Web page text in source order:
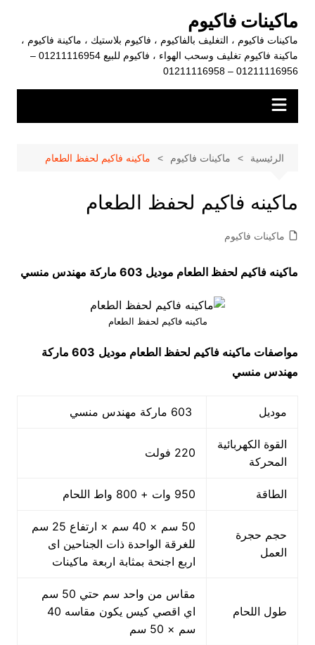
المحتوى
ماكينات فاكيوم
ماكينات فاكيوم ، التغليف بالفاكيوم ، فاكيوم بلاستيك ، ماكينة فاكيوم ،
ماكينة فاكيوم تغليف وسحب الهواء ، فاكيوم للبيع 01211116954 –
01211116956 – 01211116958
الرئيسية ماكينات فاكيوم ماكينه فاكيم لحفظ الطعام
ماكينه فاكيم لحفظ الطعام
ماكينات فاكيوم
ماكينه فاكيم لحفظ الطعام موديل 603 ماركة مهندس منسي
ماكينه فاكيم لحفظ الطعام
مواصفات ماكينه فاكيم لحفظ الطعام موديل
603 ماركة
مهندس منسي
موديل
القوة الكهربائية
المحركة
220 فولت
الطاقة 950 وات + 800 واط اللحام
حجم حجرة
العمل
50 سم × 40 سم × ارتفاع 25 سم
للغرقة الواحدة ذات الجناحين اى
اربع اجنحة بمثابة اربعة ماكينات
طول اللحام
مقاس من واحد سم حتي 50 سم
اي اقصي كيس يكون مقاسه 40
سم × 50 سم